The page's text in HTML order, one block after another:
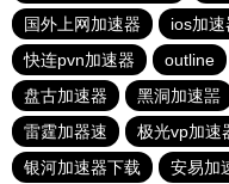
国外上网加速器
ios加速
快连pvn加速器
outline
盘古加速器
黑洞加速噐
雷霆加器速
极光vp加速
银河加速器下载
安易加